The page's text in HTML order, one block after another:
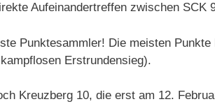
Aufeinandertreffen zwischen SCK
Punktesammler! Die meisten Punkte
Erstrundensieg).
Kreuzberg 10, die erst am 12.